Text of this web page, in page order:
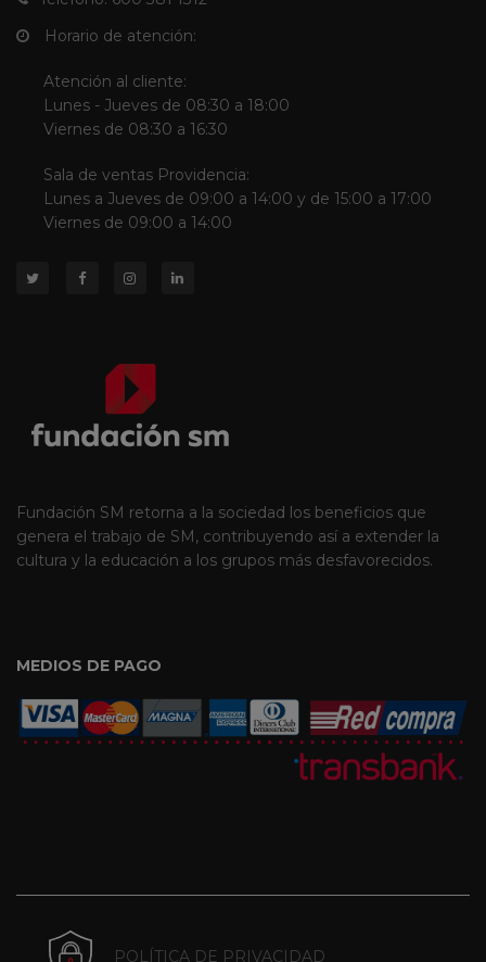
Horario de atención:
Atención al cliente:
Lunes - Jueves de 08:30 a 18:00
Viernes de 08:30 a 16:30
Sala de ventas Providencia:
Lunes a Jueves de 09:00 a 14:00 y de 15:00 a 17:00
Viernes de 09:00 a 14:00
Fundación SM retorna a la sociedad los beneficios que
genera el trabajo de SM, contribuyendo así a extender la
cultura y la educación a los grupos más desfavorecidos.
MEDIOS DE PAGO
POLÍTICA DE PRIVACIDAD